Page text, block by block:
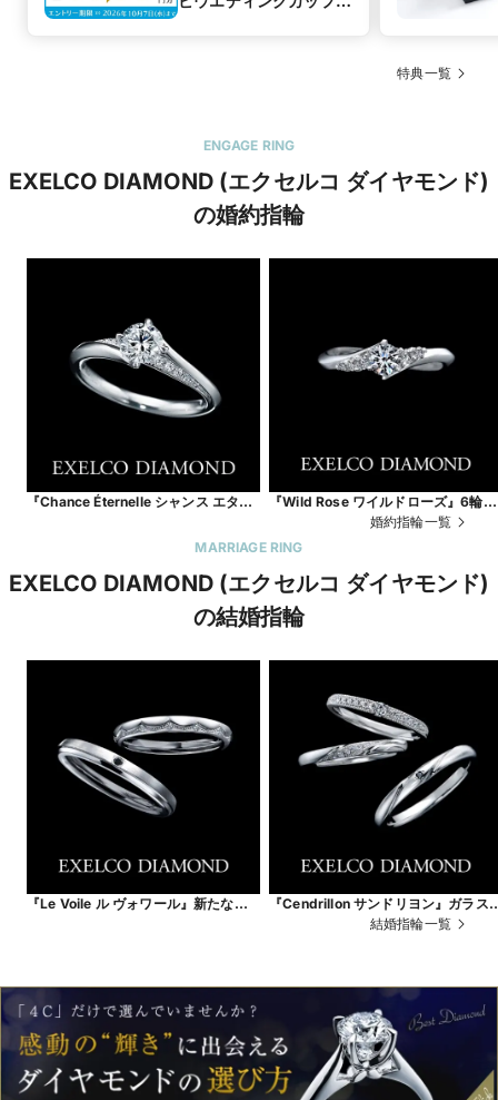
特典一覧
ENGAGE RING
EXELCO DIAMOND (エクセルコ ダイヤモンド)
の婚約指輪
『Chance Éternelle シャンス エター
『Wild Rose ワイルドローズ』6輪の
小さなバラの花（6ピースのダイヤ）
が、薬指の上で咲き誇るリング
婚約指輪一覧
MARRIAGE RING
EXELCO DIAMOND (エクセルコ ダイヤモンド)
の結婚指輪
『Le Voile ル ヴォワール』新たなる
『Cendrillon サンドリヨン』ガラス
靴が導く、永遠の幸福結婚指輪一覧